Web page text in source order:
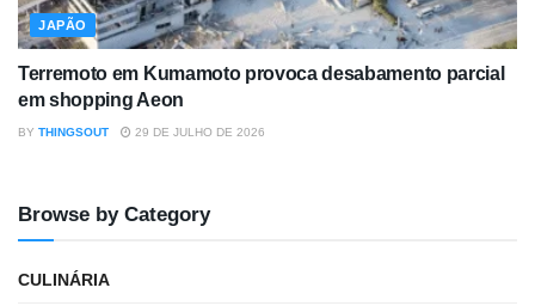
JAPÃO
Terremoto em Kumamoto provoca desabamento parcial
em shopping Aeon
BY THINGSOUT 29 DE JULHO DE 2026
Browse by Category
CULINÁRIA